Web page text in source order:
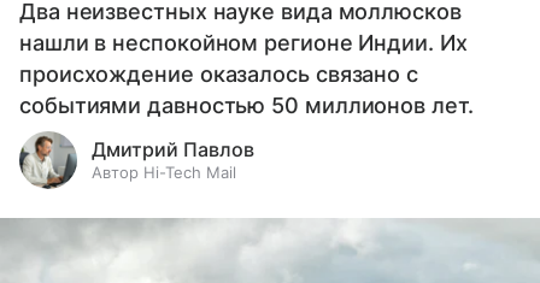
Два неизвестных науке вида моллюсков
нашли в неспокойном регионе Индии. Их
происхождение оказалось связано с
событиями давностью 50 миллионов лет.
Дмитрий Павлов
Автор Hi-Tech Mail